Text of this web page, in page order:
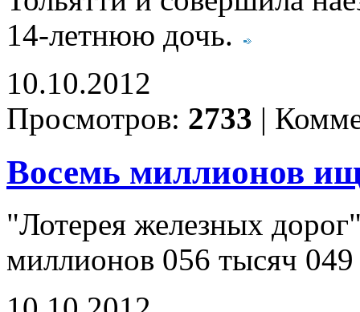
14-летнюю дочь.
10.10.2012
Просмотров: 2733 |
Восемь миллионов
"Лотерея железных
миллионов 056 тысяч